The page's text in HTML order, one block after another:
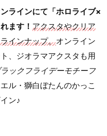
ラインにて「ホロライブ×
ます！ アクスタやクリア
インナップ。オンライン
、ジオラマアクスタも用
ラックフライデーモチーフ
ル・獅白ぼたんのかっこ
ン♪